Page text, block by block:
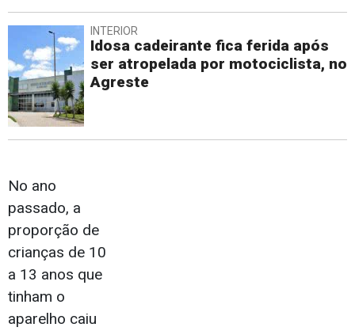
INTERIOR
Idosa cadeirante fica ferida após
ser atropelada por motociclista, no
Agreste
No ano
passado, a
proporção de
crianças de 10
a 13 anos que
tinham o
aparelho caiu